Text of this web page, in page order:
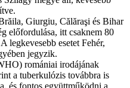
Giurgiu, Călăraşi és Bihar
előfordulása, itt csaknem 80
legkevesebb esetet Fehér,
jegyzik.
romániai irodájának
a tuberkulózis továbbra is